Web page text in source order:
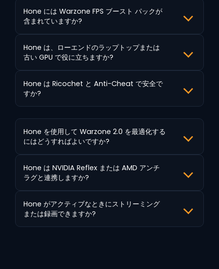
Hone には Warzone FPS ブースト パックが
含まれていますか?
Hone は、ローエンドのラップトップまたは
古い GPU で役に立ちますか?
Hone は Ricochet と Anti-Cheat で安全で
すか?
Hone を使用して Warzone 2.0 を最適化する
にはどうすればよいですか?
Hone は NVIDIA Reflex または AMD アンチ
ラグと連携しますか?
Hone がアクティブなときにストリーミング
または録画できますか?